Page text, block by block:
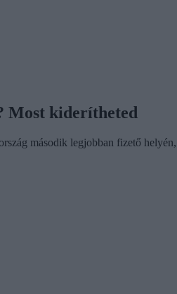
Most kiderítheted
második legjobban fizető